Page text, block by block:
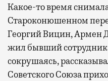
Какое-то время
Староконюшенном
Георгий Вицин, Армен
жил бывший
сокрушаясь,
Советского Союза